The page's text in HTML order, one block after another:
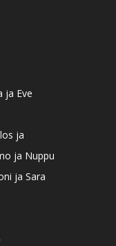
ja Eve
ja
ja Nuppu
ja Sara